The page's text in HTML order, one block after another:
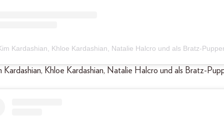
Kardashian, Khloe Kardashian, Natalie Halcro und als Bratz-
Kardashian, Khloe Kardashian, Natalie Halcro und als Bratz-